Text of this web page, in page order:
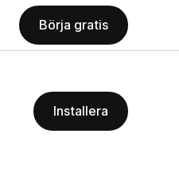
Börja gratis
Installera